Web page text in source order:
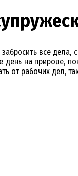
все
на природе,
от рабочих дел,